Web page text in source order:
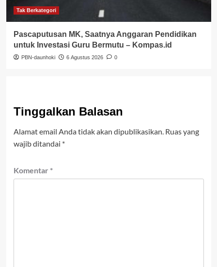
Tak Berkategori
Pascaputusan MK, Saatnya Anggaran Pendidikan
untuk Investasi Guru Bermutu – Kompas.id
PBN-daunhoki 6 Agustus 2026 0
Tinggalkan Balasan
Alamat email Anda tidak akan dipublikasikan. Ruas yang
wajib ditandai *
Komentar *